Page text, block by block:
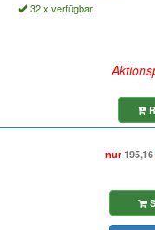
32 x verfügbar
nur